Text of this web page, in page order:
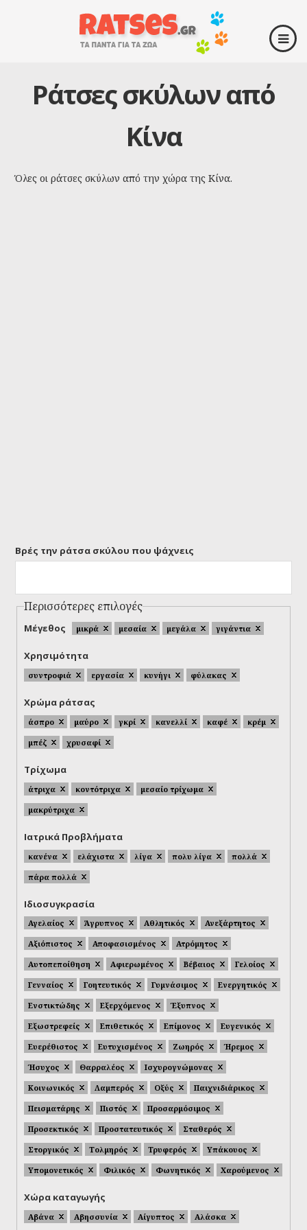
Ράτσες σκύλων από
Κίνα
Όλες οι ράτσες σκύλων από την χώρα της Κίνα.
Βρές την ράτσα σκύλου που ψάχνεις
Περισσότερες επιλογές
Μέγεθος μικρά μεσαία μεγάλα γιγάντια
Χρησιμότητα
συντροφιά εργασία κυνήγι φύλακας
Χρώμα ράτσας
άσπρο μαύρο γκρί κανελλί καφέ
κρέμ
μπέζ
χρυσαφί
Τρίχωμα
άτριχα κοντότριχα
μεσαίο τρίχωμα
μακρύτριχα
Ιατρικά Προβλήματα
κανένα ελάχιστα λίγα πολυ λίγα
πολλά
πάρα πολλά
Ιδιοσυγκρασία
Αγελαίος Άγρυπνος Αθλητικός
Ανεξάρτητος
Αξιόπιστος
Αποφασισμένος
Ατρόμητος
Αυτοπεποίθηση
Αφιερωμένος Βέβαιος
Γελοίος
Γενναίος
Γοητευτικός Γυμνάσιμος
Ενεργητικός
Ενστικτώδης
Εξερχόμενος
Έξυπνος
Εξωστρεφείς
Επιθετικός Επίμονος
Ευγενικός
Ευερέθιστος
Ευτυχισμένος Ζωηρός
Ήρεμος
Ήσυχος
Θαρραλέος
Ισχυρογνώμονας
Κοινωνικός
Λαμπερός Οξύς
Παιχνιδιάρικος
Πεισματάρης
Πιστός
Προσαρμόσιμος
Προσεκτικός
Προστατευτικός
Σταθερός
Στοργικός
Τολμηρός Τρυφερός
Υπάκουος
Υπομονετικός
Φιλικός Φωνητικός Χαρούμενος
Χώρα καταγωγής
Αβάνα Αβησσυνία Αίγυπτος Αλάσκα